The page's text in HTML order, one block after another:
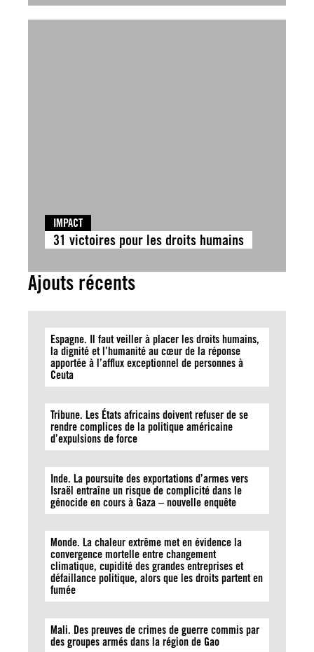
IMPACT
31 victoires pour les droits humains
Ajouts récents
Espagne. Il faut veiller à placer les droits humains,
la dignité et l’humanité au cœur de la réponse
apportée à l’afflux exceptionnel de personnes à
Ceuta
Tribune. Les États africains doivent refuser de se
rendre complices de la politique américaine
d’expulsions de force
Inde. La poursuite des exportations d’armes vers
Israël entraîne un risque de complicité dans le
génocide en cours à Gaza – nouvelle enquête
Monde. La chaleur extrême met en évidence la
convergence mortelle entre changement
climatique, cupidité des grandes entreprises et
défaillance politique, alors que les droits partent en
fumée
Mali. Des preuves de crimes de guerre commis par
des groupes armés dans la région de Gao